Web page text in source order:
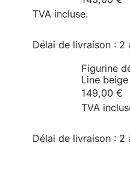
TVA incluse.
Délai de livraison : 2
Figurine
Line
149,00€
TVA
Délai de livraison : 2